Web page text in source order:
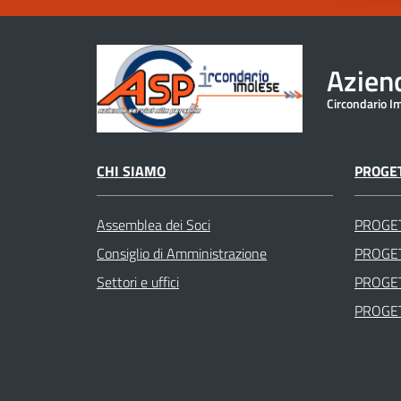
Circondario
CHI SIAMO
Assemblea dei Soci
Consiglio di Amministrazione
Settori e uffici